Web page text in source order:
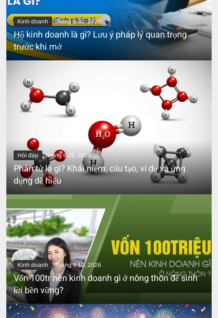
Kinh doanh Tháng 6 30, 2026
Hộ kinh doanh là gì? Lưu ý pháp lý quan trọng
trước khi mở
Hỏi đáp Tháng 6 25, 2026
Phân tử là gì? Khái niệm, cấu tạo, ví dụ và ứng
dụng dễ hiểu
Kinh doanh Tháng 6 12, 2026
Vốn 100tr nên kinh doanh gì ở nông thôn để sinh
lời bền vững?